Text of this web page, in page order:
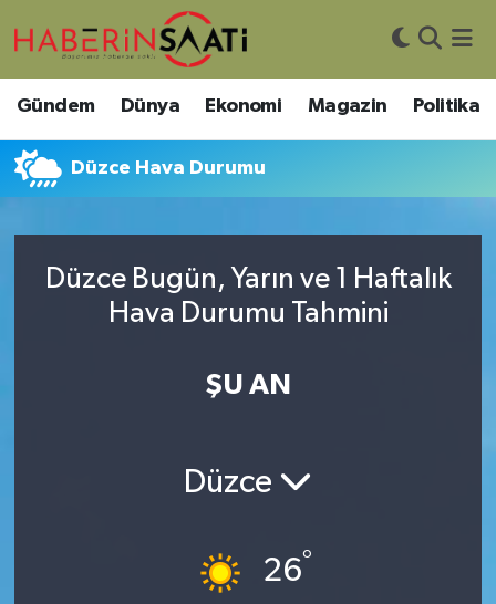
Gündem Dünya Ekonomi Magazin Politika
Düzce Hava Durumu
Düzce Bugün, Yarın ve 1 Haftalık
Hava Durumu Tahmini
ŞU AN
Düzce
26°
Asayiş
Bilim ve Teknoloji
Çevre
Dünya
Nöbetçi Eczaneler
Hava Durumu
Trafik Durumu
Tüm Manşetler